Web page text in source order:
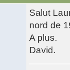
Salut
nord de
A plus.
David.